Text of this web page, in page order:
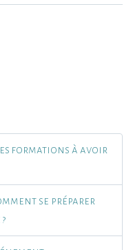
formations à avoir
se préparer